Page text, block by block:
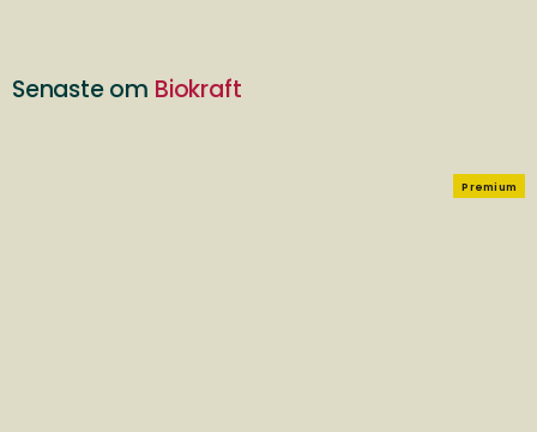
Senaste om Biokraft
Premium